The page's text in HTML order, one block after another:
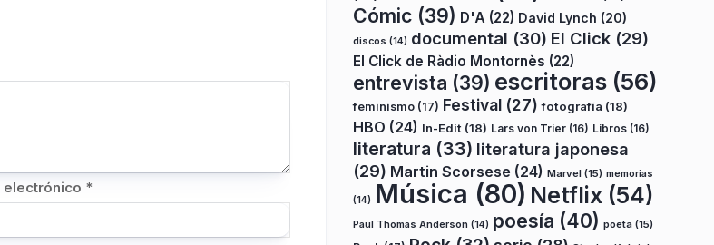
electrónico *
Cómic (39) D'A (22) David Lynch (20)
discos (14) documental (30) El Click (29)
El Click de Ràdio Montornès (22)
entrevista (39) escritoras (56)
feminismo (17) Festival (27) fotografía (18)
HBO (24) In-Edit (18) Lars von Trier (16) Libros (16)
literatura (33) literatura japonesa
(29) Martin Scorsese (24) Marvel (15) memorias
(14) Música (80) Netflix (54)
Paul Thomas Anderson (14) poesía (40) poeta (15)